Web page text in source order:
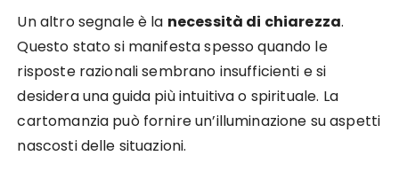
Un altro segnale è la necessità di chiarezza.
Questo stato si manifesta spesso quando le
risposte razionali sembrano insufficienti e si
desidera una guida più intuitiva o spirituale. La
cartomanzia può fornire un’illuminazione su aspetti
nascosti delle situazioni.